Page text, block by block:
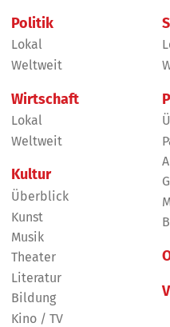
Politik
Lokal
Weltweit
Wirtschaft
Lokal
Weltweit
Kultur
Überblick
Kunst
Musik
Theater
Literatur
Bildung
Kino / TV